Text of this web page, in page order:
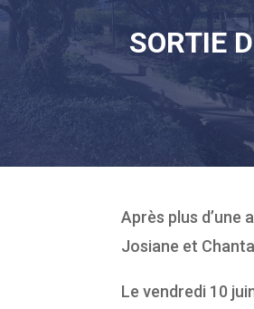
SORTIE
Après plus d’une
Josiane et
Le vendredi 10